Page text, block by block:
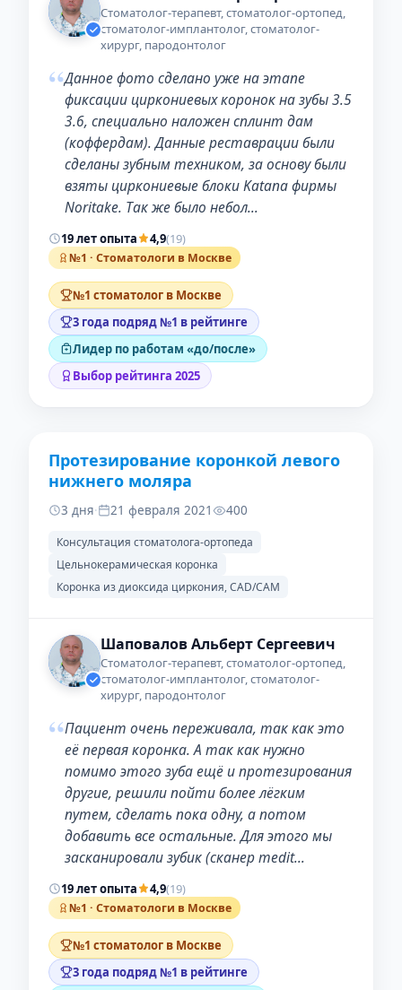
Стоматолог-терапевт, стоматолог-ортопед,
стоматолог-имплантолог, стоматолог-
хирург, пародонтолог
“Данное фото сделано уже на этапе
фиксации циркониевых коронок на зубы 3.5
3.6, специально наложен сплинт дам
(коффердам). Данные реставрации были
сделаны зубным техником, за основу были
взяты циркониевые блоки Katana фирмы
Noritake. Так же было небол…
19 лет опыта 4,9(19)
№1 · Стоматологи в Москве
№1 стоматолог в Москве
3 года подряд №1 в рейтинге
Лидер по работам «до/после»
Выбор рейтинга 2025
ДО ПОСЛЕ
Протезирование коронкой левого
нижнего моляра
3 дня· 21 февраля 2021 400
Консультация стоматолога-ортопеда
Цельнокерамическая коронка
Коронка из диоксида циркония, CAD/CAM
Шаповалов Альберт Сергеевич
Стоматолог-терапевт, стоматолог-ортопед,
стоматолог-имплантолог, стоматолог-
хирург, пародонтолог
“Пациент очень переживала, так как это
её первая коронка. А так как нужно
помимо этого зуба ещё и протезирования
другие, решили пойти более лёгким
путем, сделать пока одну, а потом
добавить все остальные. Для этого мы
засканировали зубик (сканер medit…
19 лет опыта 4,9(19)
№1 · Стоматологи в Москве
№1 стоматолог в Москве
3 года подряд №1 в рейтинге